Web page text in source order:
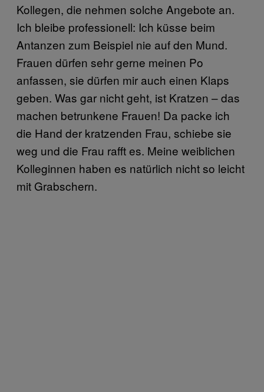
Kollegen, die nehmen solche Angebote an.
Ich bleibe professionell: Ich küsse beim
Antanzen zum Beispiel nie auf den Mund.
Frauen dürfen sehr gerne meinen Po
anfassen, sie dürfen mir auch einen Klaps
geben. Was gar nicht geht, ist Kratzen – das
machen betrunkene Frauen! Da packe ich
die Hand der kratzenden Frau, schiebe sie
weg und die Frau rafft es. Meine weiblichen
Kolleginnen haben es natürlich nicht so leicht
mit Grabschern.